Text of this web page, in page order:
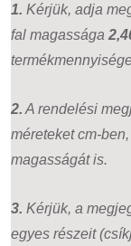
1. Kérjük, adja
fal magassága
2. A rendelési
méreteket cm-
magasságát is.
3. Kérjük, a
egyes részeit